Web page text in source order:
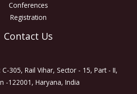
Conferences
Registration
Contact Us
305, Rail Vihar, Sector - 15, Part - II,
-122001, Haryana, India